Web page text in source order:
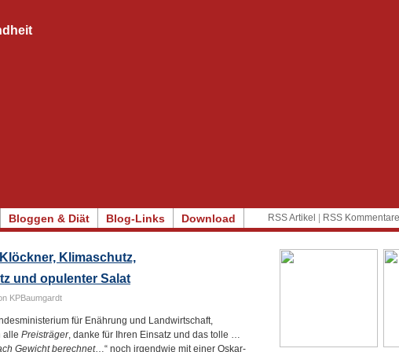
Bloggen & Diät Blog-Links Download RSS Artikel RSS Kommentare
Klimaschutz,
und opulenter Salat
KPBaumgardt
für Enährung und Landwirtschaft,
alle Preisträger, danke für Ihren Einsatz und das tolle …
Gewicht berechnet…“ noch irgendwie mit einer Oskar-